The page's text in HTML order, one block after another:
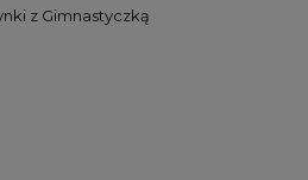
z Gimnastyczką